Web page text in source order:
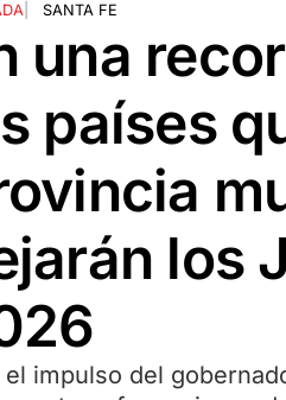
| SANTA FE
una
países
los
el impulso del